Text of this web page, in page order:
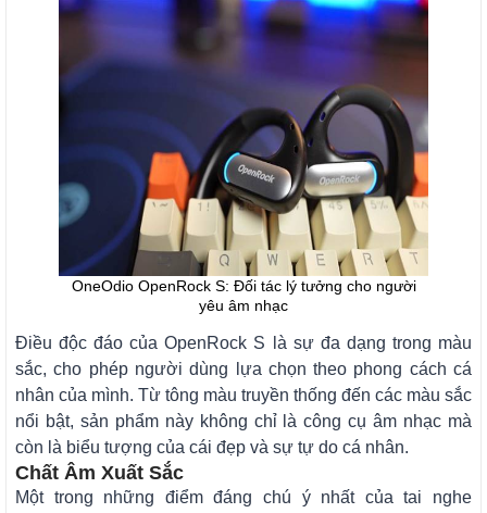
OneOdio OpenRock S: Đối tác lý tưởng cho người
yêu âm nhạc
Điều độc đáo của OpenRock S là sự đa dạng trong màu
sắc, cho phép người dùng lựa chọn theo phong cách cá
nhân của mình. Từ tông màu truyền thống đến các màu sắc
nổi bật, sản phẩm này không chỉ là công cụ âm nhạc mà
còn là biểu tượng của cái đẹp và sự tự do cá nhân.
Chất Âm Xuất Sắc
Một trong những điểm đáng chú ý nhất của tai nghe